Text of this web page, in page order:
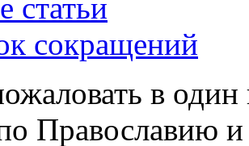
статьи
сокращений
в
Православию